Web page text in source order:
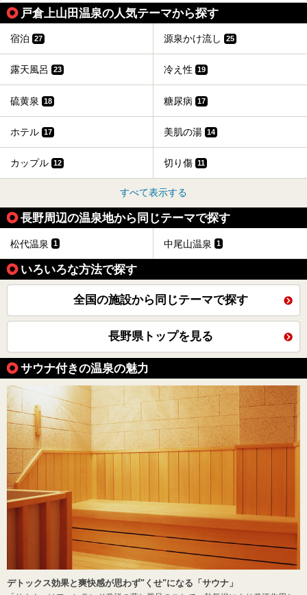
極上のお湯に浸り上質なお料理に舌鼓、特別な日に泊まりた
い湯田中温泉「松籟荘」を、実際に宿泊した目線で紹介しま
戸倉上山田温泉の人気テーマから探す
宿泊 27 源泉かけ流し 25
露天風呂 23 冷え性 19
硫黄泉 18 糖尿病 17
ホテル 17 美肌の湯 14
カップル 12 切り傷 11
すべて表示する
長野周辺の温泉地から同じテーマで探す
松代温泉 1 中尾山温泉 1
いろいろな方法で探す
全国の施設から同じテーマで探す
長野県トップを見る
サウナ付きの温泉の魅力
デトックス効果と爽快感が思わず"くせ"になる「サウナ」